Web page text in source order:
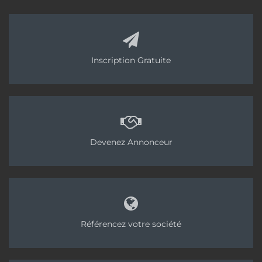
bâtiment dans le monde entier avec une offre
complète de produits et de systèmes de qualité,
durables et plus respectueux de
Inscription Gratuite
Devenez Annonceur
Référencez votre société